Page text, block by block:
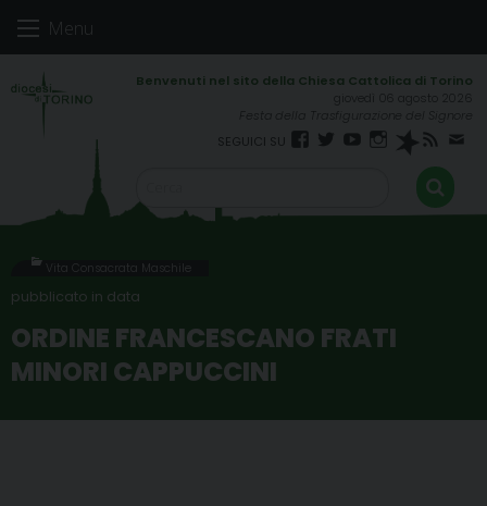
Menu
giovedì 06 agosto 2026
Festa della Trasfigurazione del Signore
Facebook
TwitterYouTube
Instagram
Spreaker
RSS
FEED
Vita Consacrata Maschile
ORDINE FRANCESCANO FRATI
MINORI CAPPUCCINI